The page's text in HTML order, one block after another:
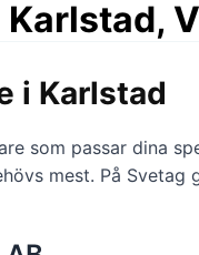
i Karlstad
som passar dina
mest. På